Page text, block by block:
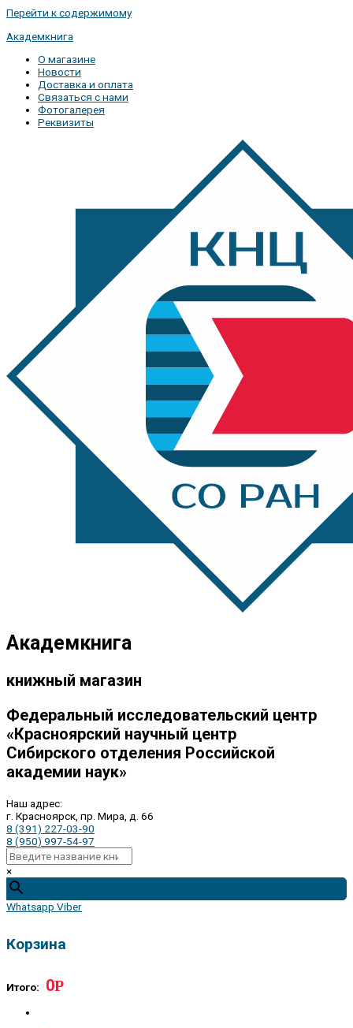
Перейти к содержимому
Академкнига
О магазине
Новости
Доставка и оплата
Связаться с нами
Фотогалерея
Реквизиты
Академкнига
книжный магазин
Федеральный исследовательский центр
«Красноярский научный центр
Сибирского отделения Российской
академии наук»
Наш адрес:
г. Красноярск, пр. Мира, д. 66
8 (391) 227-03-90
8 (950) 997-54-97
×
Whatsapp Viber
Корзина
Итого: 0Р